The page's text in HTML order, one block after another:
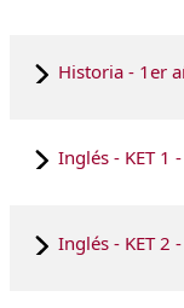
Historia - 1er
Inglés - KET 1
Inglés - KET 2